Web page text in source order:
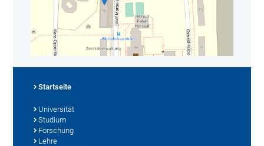
Startseite
Universität
Studium
Forschung
Lehre